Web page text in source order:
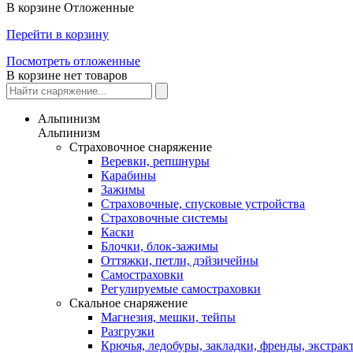
В корзине Отложенные
Перейти в корзину
Посмотреть отложенные
В корзине нет товаров
Альпинизм
Альпинизм
Страховочное снаряжение
Веревки, репшнуры
Карабины
Зажимы
Страховочные, спусковые устройства
Страховочные системы
Каски
Блочки, блок-зажимы
Оттяжки, петли, дэйзичейны
Самостраховки
Регулируемые самостраховки
Скальное снаряжение
Магнезия, мешки, тейпы
Разгрузки
Крючья, ледобуры, закладки, френды,